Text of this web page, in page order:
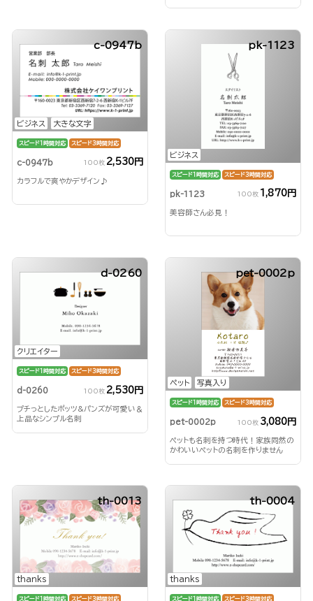
ビジネス 大きな文字
c-0947b
スピード1時間対応 スピード3時間対応
c-0947b 100枚 2,530円
カラフルで爽やかデザイン♪
ビジネス
pk-1123
スピード1時間対応 スピード3時間対応
pk-1123 100枚 1,870円
美容師さん必見！
クリエイター
d-0260
スピード1時間対応 スピード3時間対応
d-0260 100枚 2,530円
プチっとしたポッツ&パンズが可愛い＆
上品なシンプル名刺
ペット 写真入り
pet-0002p
スピード1時間対応 スピード3時間対応
pet-0002p 100枚 3,080円
ペットも名刺を持つ時代！家族同然の
かわいいペットの名刺を作りません
thanks
th-0013
スピード1時間対応 スピード3時間対応
thanks
th-0004
スピード1時間対応 スピード3時間対応